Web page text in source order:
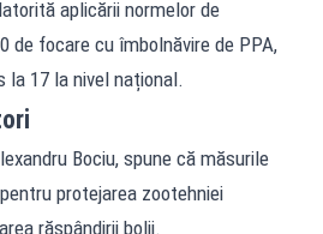
aplicării normelor de
de focare cu îmbolnăvire de PPA,
la 17 la nivel național.
Bociu, spune că măsurile
protejarea zootehniei
răspândirii bolii.